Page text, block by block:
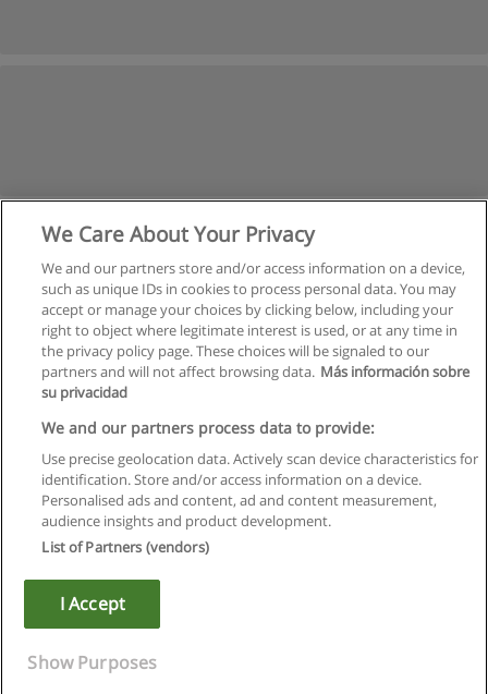
Правила пользования
Конфиденциальность информации
Напишите Educaedu
Copyright © Educaedu Business S.L. - CIF : B-95610580: -
We Care About Your Privacy
We and our partners store and/or access information on a device,
such as unique IDs in cookies to process personal data. You may
accept or manage your choices by clicking below, including your
right to object where legitimate interest is used, or at any time in
the privacy policy page. These choices will be signaled to our
partners and will not affect browsing data. Más información sobre
su privacidad
We and our partners process data to provide:
Use precise geolocation data. Actively scan device characteristics for
identification. Store and/or access information on a device.
Personalised ads and content, ad and content measurement,
audience insights and product development.
List of Partners (vendors)
I Accept
Show Purposes